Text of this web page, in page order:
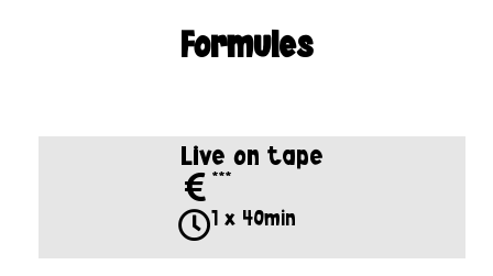
Formules
Live on tape
***
1 x 40min